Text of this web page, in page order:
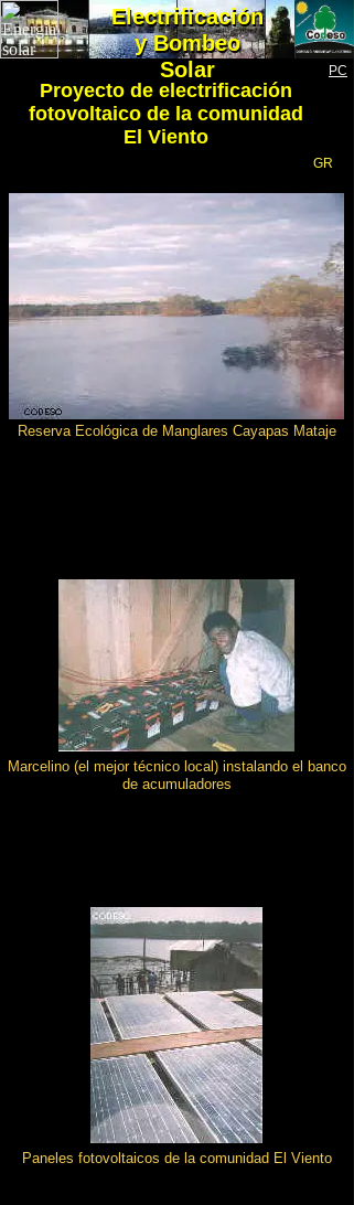
Proyecto de electrificación
fotovoltaico de la comunidad
El Viento
Electrificación
y Bombeo
Solar
Electrificación
y Bombeo
Solar
Marcelino (el mejor técnico local) instalando el banco
de acumuladores
Reserva Ecológica de Manglares Cayapas Mataje
PC
GR
Paneles fotovoltaicos de la comunidad El Viento